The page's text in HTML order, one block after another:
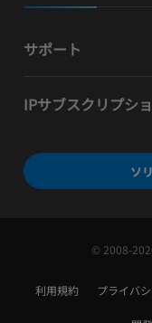
サポート
IPサブスクリプシ
ソ
© 2008-
利用規約 プライバ